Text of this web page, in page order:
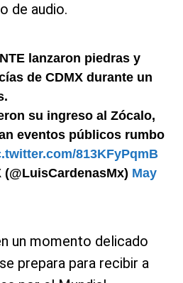
de audio.
lanzaron piedras y
de CDMX durante un
su ingreso al Zócalo,
eventos públicos rumbo
813KFyPqmB
May
un momento delicado
prepara para recibir a